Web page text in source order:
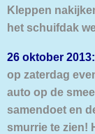
Kleppen
het schuifdak
26 oktober 2013:
op zaterdag
auto op de
samendoet en
smurrie te zien!